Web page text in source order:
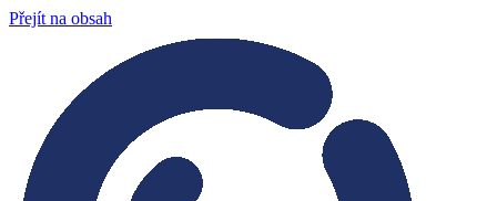
Přejít na obsah